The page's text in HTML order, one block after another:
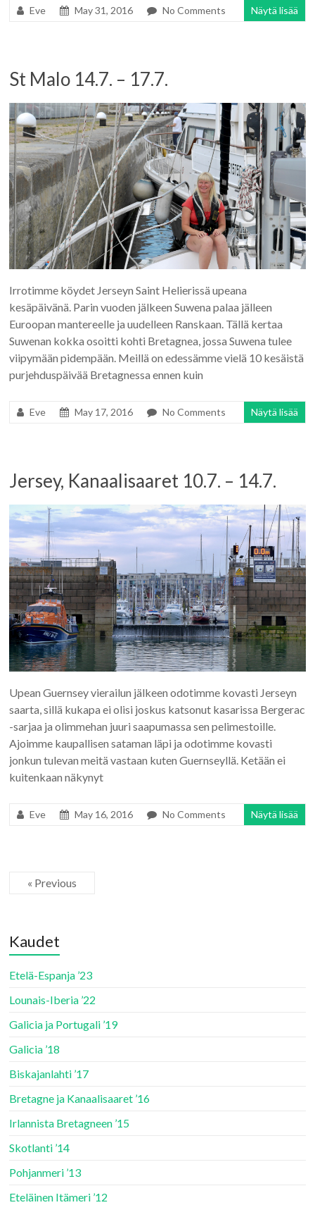
Eve May 31, 2016 No Comments Näytä lisää
St Malo 14.7. – 17.7.
Irrotimme köydet Jerseyn Saint Helierissä upeana
kesäpäivänä. Parin vuoden jälkeen Suwena palaa jälleen
Euroopan mantereelle ja uudelleen Ranskaan. Tällä kertaa
Suwenan kokka osoitti kohti Bretagnea, jossa Suwena tulee
viipymään pidempään. Meillä on edessämme vielä 10 kesäistä
purjehduspäivää Bretagnessa ennen kuin
Eve May 17, 2016 No Comments Näytä lisää
Jersey, Kanaalisaaret 10.7. – 14.7.
Upean Guernsey vierailun jälkeen odotimme kovasti Jerseyn
saarta, sillä kukapa ei olisi joskus katsonut kasarissa Bergerac
-sarjaa ja olimmehan juuri saapumassa sen pelimestoille.
Ajoimme kaupallisen sataman läpi ja odotimme kovasti
jonkun tulevan meitä vastaan kuten Guernseyllä. Ketään ei
kuitenkaan näkynyt
Eve May 16, 2016 No Comments Näytä lisää
« Previous
Kaudet
Etelä-Espanja ’23
Lounais-Iberia ’22
Galicia ja Portugali ’19
Galicia ’18
Biskajanlahti ’17
Bretagne ja Kanaalisaaret ’16
Irlannista Bretagneen ’15
Skotlanti ’14
Pohjanmeri ’13
Eteläinen Itämeri ’12